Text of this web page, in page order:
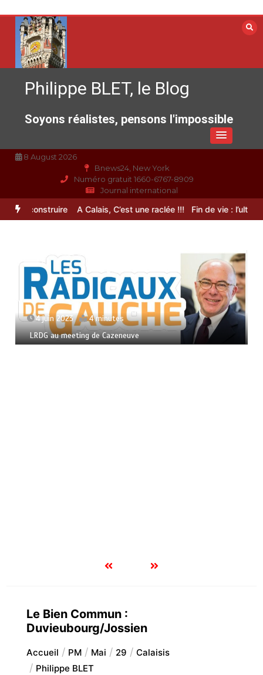
contenu
Philippe BLET, le Blog
Soyons réalistes, pensons l'impossible
8 August 2026
Bnews24, New York
Numéro gratuit 1660-6767-8909
Journal international
A Calais, C’est une raclée !!! Fin de vie : l’ultime
4 juin 2023 4 minutes
LRDG au meeting de Cazeneuve
Le Bien Commun :
Duvieubourg/Jossien
Accueil PM Mai 29
Calaisis
Philippe BLET